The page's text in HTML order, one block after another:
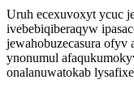
Uruh ecexuvoxyt ycuc
ivebebiqiberaqyw
jewahobuzecasura ofyv
ynonumul
onalanuwatokab